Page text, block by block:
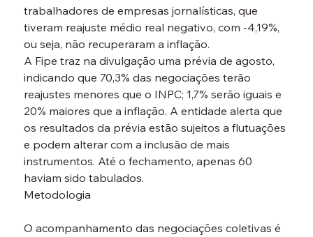
trabalhadores de empresas jornalísticas, que
tiveram reajuste médio real negativo, com -4,19%,
ou seja, não recuperaram a inflação.
A Fipe traz na divulgação uma prévia de agosto,
indicando que 70,3% das negociações terão
reajustes menores que o INPC; 1,7% serão iguais e
20% maiores que a inflação. A entidade alerta que
os resultados da prévia estão sujeitos a flutuações
e podem alterar com a inclusão de mais
instrumentos. Até o fechamento, apenas 60
haviam sido tabulados.
Metodologia
O acompanhamento das negociações coletivas é